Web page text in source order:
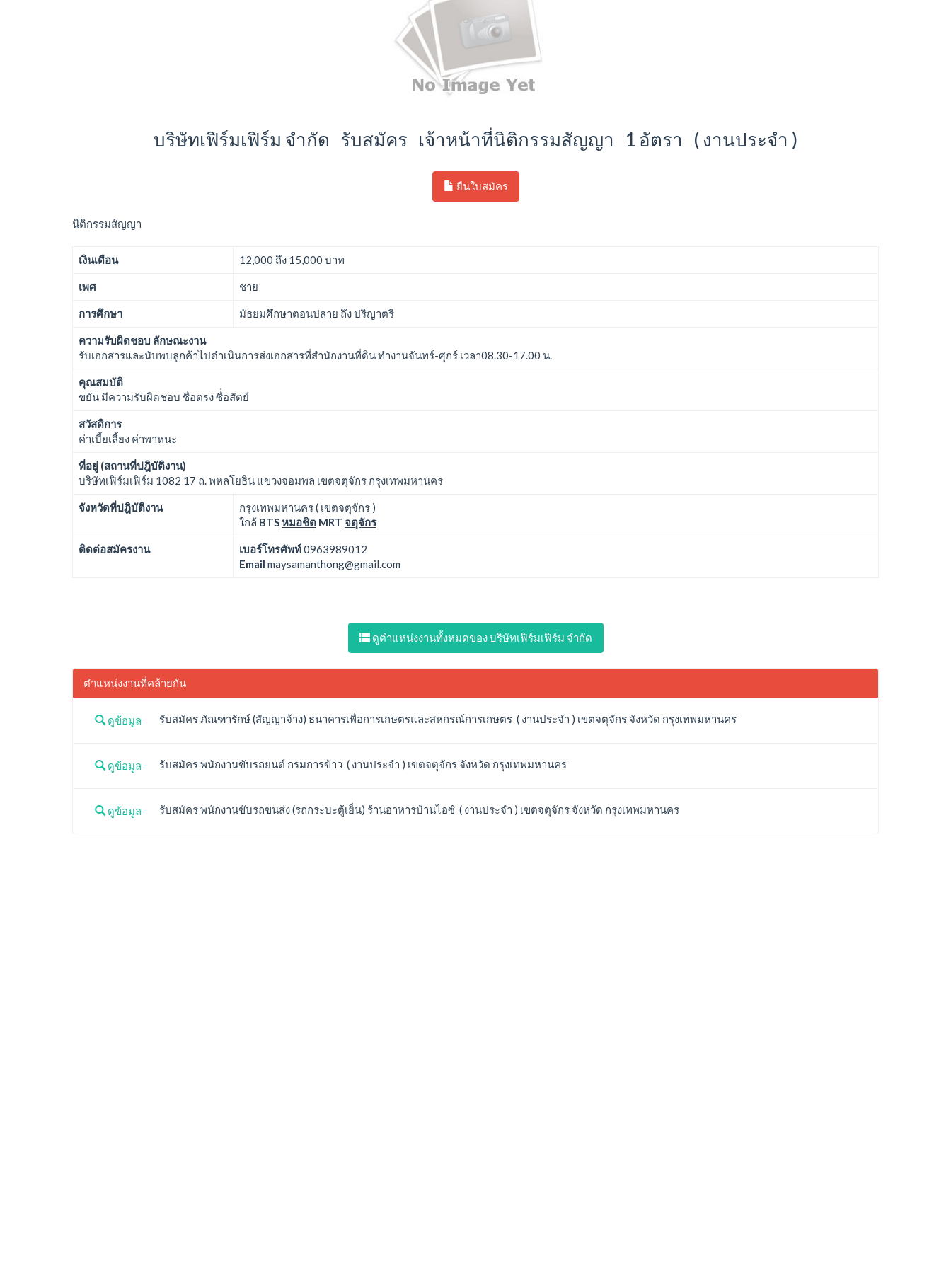
บริษัทเฟิร์มเฟิร์ม จำกัด รับสมัคร เจ้าหน้าที่นิติกรรมสัญญา 1 อัตรา ( งานประจำ )
ยืนใบสมัคร
นิติกรรมสัญญา
เงินเดือน 12,000 ถึง 15,000 บาท
เพศ ชาย
การศึกษา มัธยมศึกษาตอนปลาย ถึง ปริญาตรี
ความรับผิดชอบ ลักษณะงาน
รับเอกสารและนับพบลูกค้าไปดำเนินการส่งเอกสารที่สำนักงานที่ดิน ทำงานจันทร์-ศุกร์ เวลา08.30-17.00 น.
คุณสมบัติ
ขยัน มีความรับผิดชอบ ซื่อตรง ซื่่อสัตย์
สวัสดิการ
ค่าเบี้ยเลี้ยง ค่าพาหนะ
ที่อยู่ (สถานที่ปฎิบัติงาน)
บริษัทเฟิร์มเฟิร์ม 1082 17 ถ. พหลโยธิน แขวงจอมพล เขตจตุจักร กรุงเทพมหานคร
จังหวัดที่ปฎิบัติงาน
กรุงเทพมหานคร ( เขตจตุจักร )
ใกล้ BTSหมอชิต MRT จตุจักร
ติดต่อสมัครงาน เบอร์โทรศัพท์0963989012
Email maysamanthong@gmail.com
ดูตำแหน่งงานทั้งหมดของ บริษัทเฟิร์มเฟิร์ม จำกัด
ตำแหน่งงานที่คล้ายกัน
ดูข้อมูล รับสมัคร ภัณฑารักษ์ (สัญญาจ้าง) ธนาคารเพื่อการเกษตรและสหกรณ์การเกษตร ( งานประจำ ) เขตจตุจักร จังหวัด กรุงเทพมหานคร
ดูข้อมูล รับสมัคร พนักงานขับรถยนต์ กรมการข้าว ( งานประจำ ) เขตจตุจักร จังหวัด กรุงเทพมหานคร
ดูข้อมูล รับสมัคร พนักงานขับรถขนส่ง (รถกระบะตู้เย็น) ร้านอาหารบ้านไอซ์ ( งานประจำ ) เขตจตุจักร จังหวัด กรุงเทพมหานคร